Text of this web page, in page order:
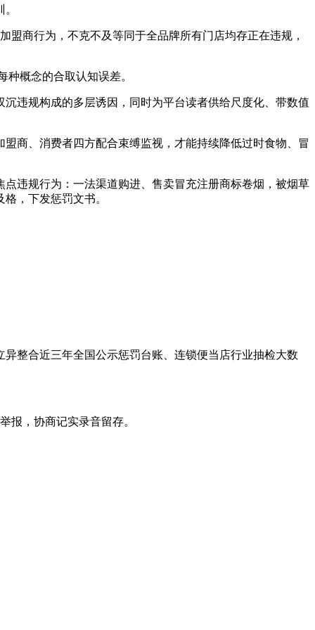
商行为，不克不及等同于全品牌所有门店均存正在违规，
概念的合取认知误差。
违规构成的多层诱因，同时为平台读者供给尺度化、带数值
、消费者四方配合束缚监视，才能持续降低过时食物、冒
违规行为：一法渠道购进、售卖冒充注册商标卷烟，被烟草
，下发惩罚文书。
整合近三年全国公示惩罚台账、连锁便当店行业抽检大数
，协商记实录音留存。